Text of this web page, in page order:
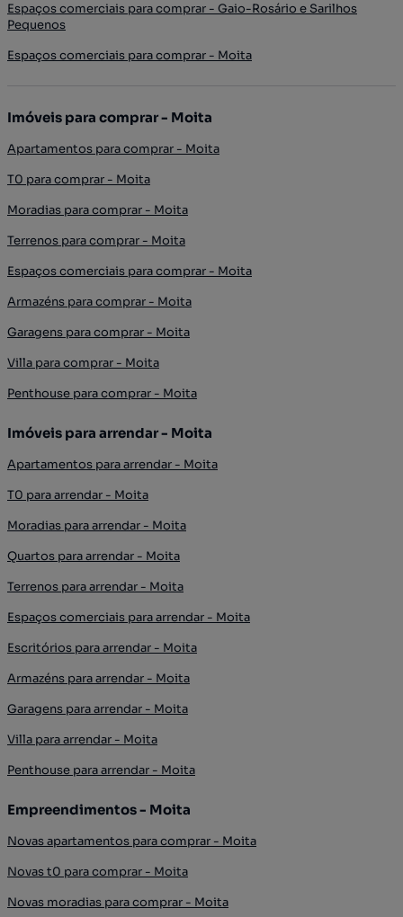
Espaços comerciais para comprar - Gaio-Rosário e Sarilhos
Pequenos
Espaços comerciais para comprar - Moita
Imóveis para comprar - Moita
Apartamentos para comprar - Moita
T0 para comprar - Moita
Moradias para comprar - Moita
Terrenos para comprar - Moita
Espaços comerciais para comprar - Moita
Armazéns para comprar - Moita
Garagens para comprar - Moita
Villa para comprar - Moita
Penthouse para comprar - Moita
Imóveis para arrendar - Moita
Apartamentos para arrendar - Moita
T0 para arrendar - Moita
Moradias para arrendar - Moita
Quartos para arrendar - Moita
Terrenos para arrendar - Moita
Espaços comerciais para arrendar - Moita
Escritórios para arrendar - Moita
Armazéns para arrendar - Moita
Garagens para arrendar - Moita
Villa para arrendar - Moita
Penthouse para arrendar - Moita
Empreendimentos - Moita
Novas apartamentos para comprar - Moita
Novas t0 para comprar - Moita
Novas moradias para comprar - Moita